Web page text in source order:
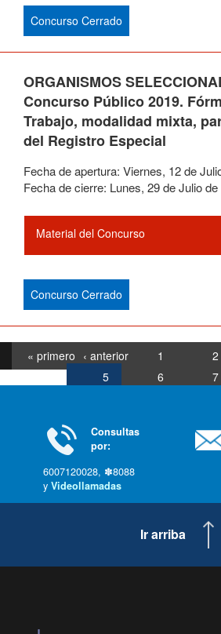
Concurso Cerrado
ORGANISMOS
Concurso Público 2019.
Trabajo, modalidad mixta,
del Registro Especial
Fecha de apertura: Viernes, 12de
Fecha de cierre: Lunes, 29deJuliode
Material del Concurso
Concurso Cerrado
« primero ‹ anterior 1 2
5
6 7
Consultas
por:
6007120028, ✽8088
y Videollamadas
Ir arriba